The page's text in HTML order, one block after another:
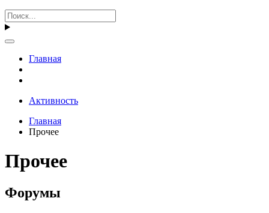
Главная
Активность
Главная
Прочее
Прочее
Форумы